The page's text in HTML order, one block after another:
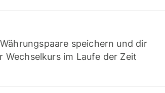
speichern und dir
Wechselkurs im Laufe der Zeit